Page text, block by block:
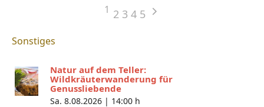
1 2 3 4 5
Sonstiges
Natur auf dem Teller:
Wildkräuterwanderung für
Genussliebende
Sa. 8.08.2026 | 14:00 h